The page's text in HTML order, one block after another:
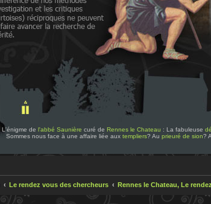
L'énigme de l'abbé Saunière curé de Rennes le Chateau : La fabuleuse
Sommes nous face à une affaire liée aux templiers? Au prieuré de sion?
Le rendez vous des chercheurs Rennes le Chateau, Le